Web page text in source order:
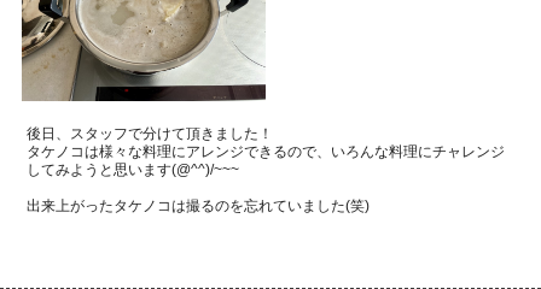
後日、スタッフで分けて頂きました！
タケノコは様々な料理にアレンジできるので、 いろんな料理にチャレンジ
してみようと思います(@^^)/~~~
出来上がったタケノコは撮るのを忘れていました(笑)